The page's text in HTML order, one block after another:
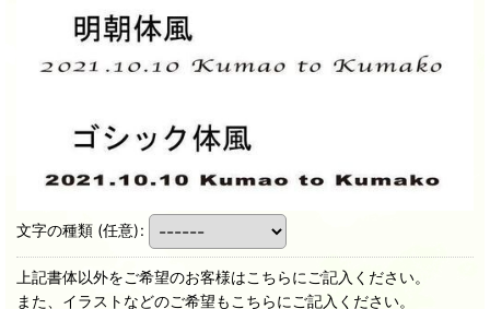
文字の種類 (任意):
上記書体以外をご希望のお客様はこちらにご記入ください。
また、イラストなどのご希望もこちらにご記入ください。